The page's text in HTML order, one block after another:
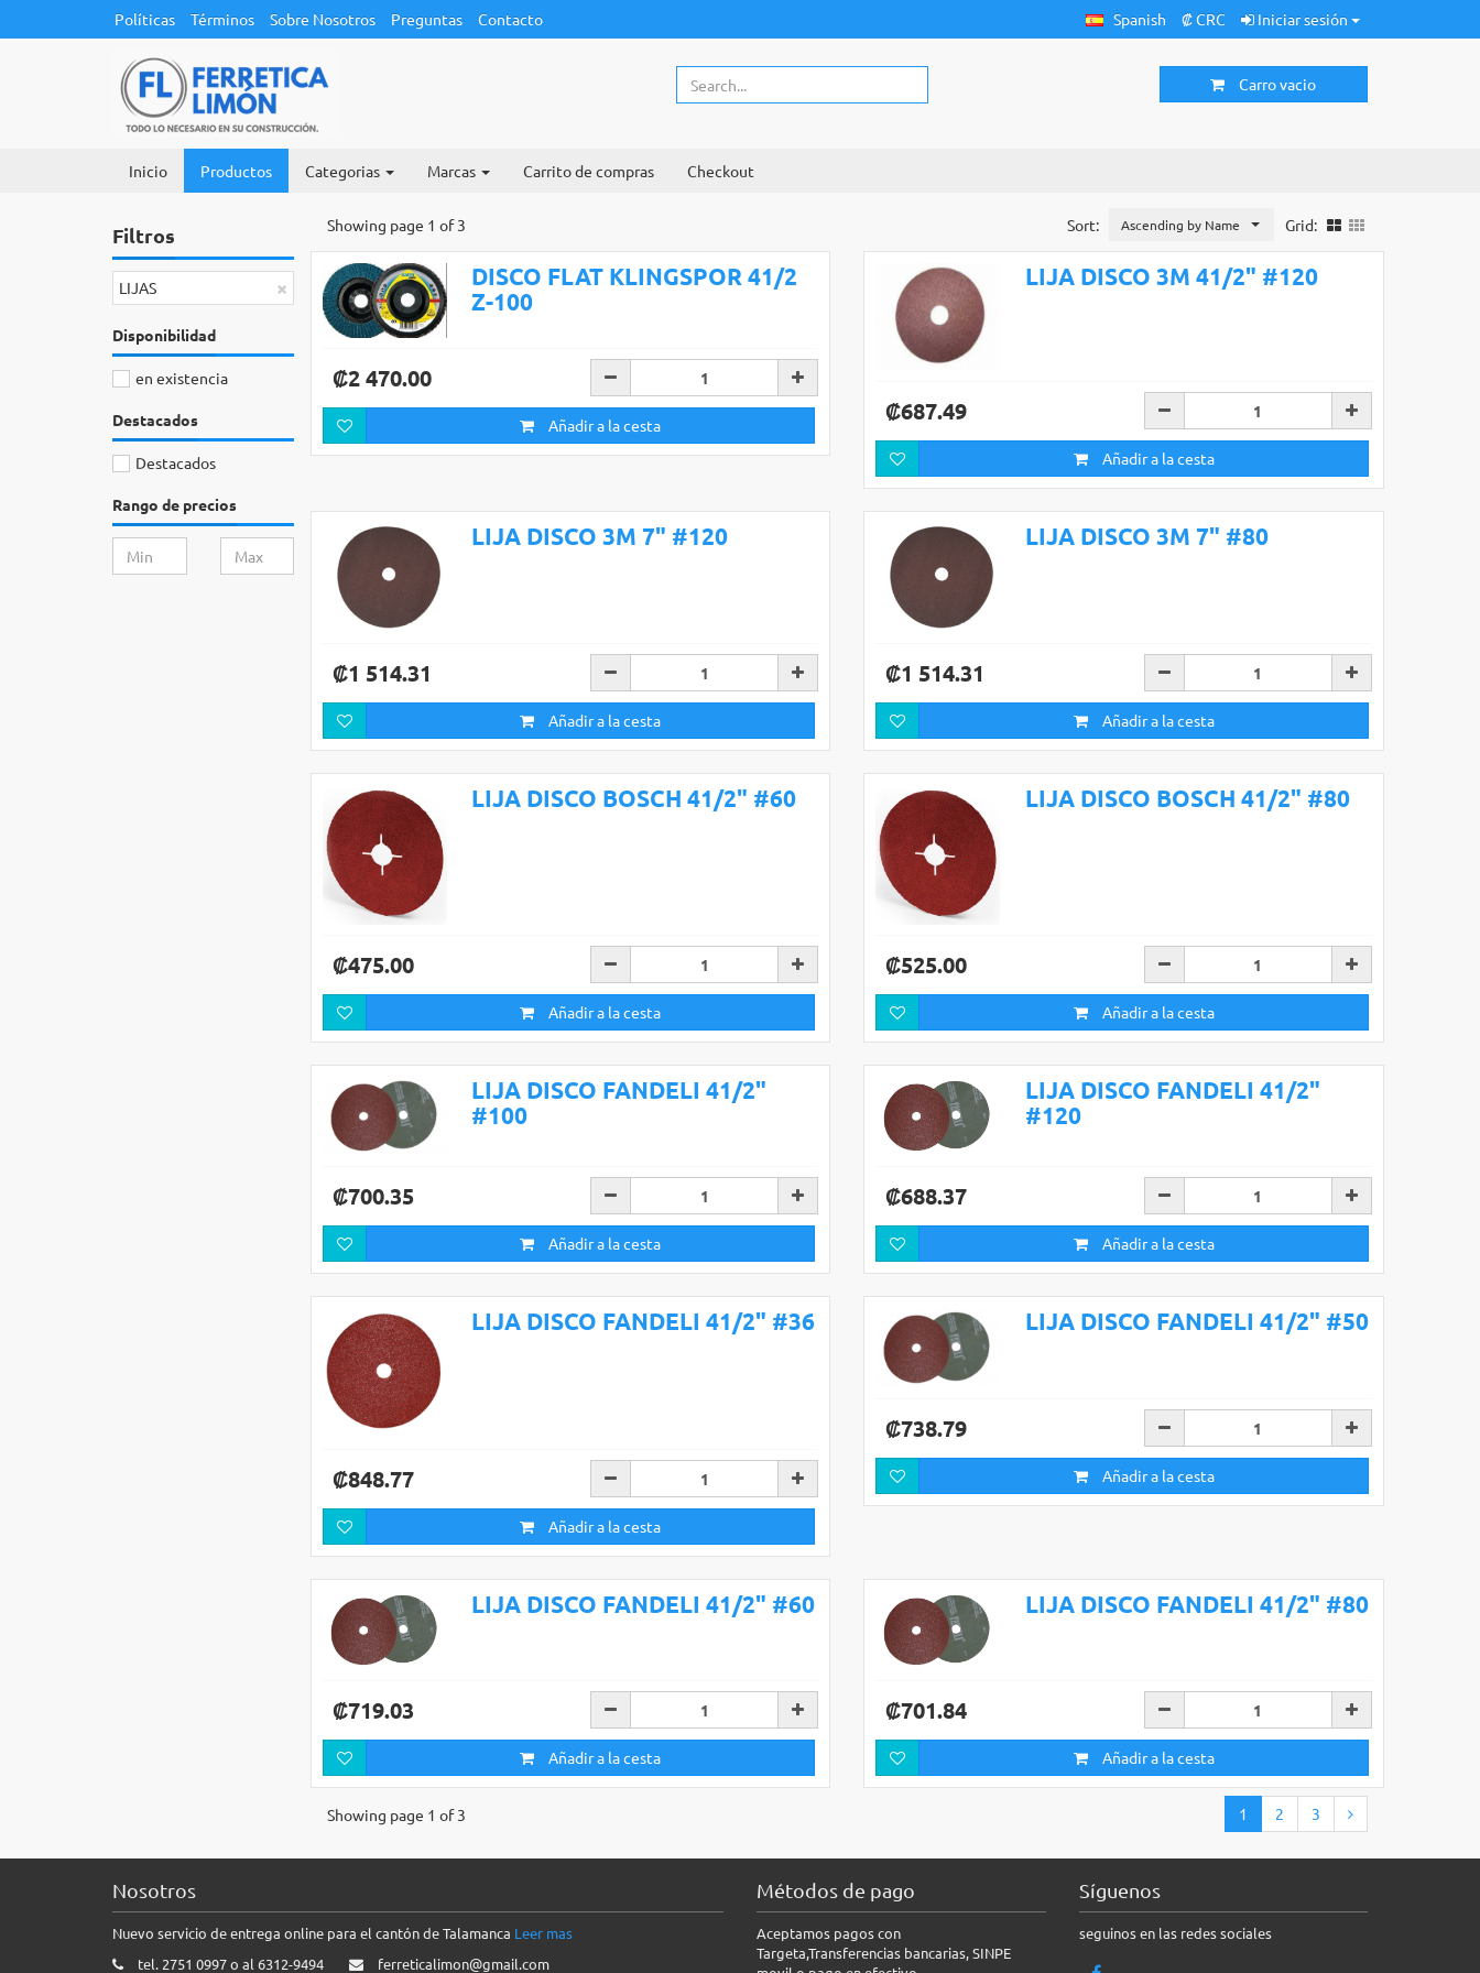
Políticas Términos Sobre Nosotros Preguntas Contacto Spanish ₡ CRC Iniciar sesión
Carro vacio
Inicio Productos Categorias Marcas Carrito de compras Checkout
Filtros
×
LIJAS
Disponibilidad
en existencia
Destacados
Destacados
Rango de precios
Grid:
Sort: Ascending by Name
Showing page 1 of 3
DISCO FLAT KLINGSPOR 41/2
Z-100
₡2 470.00
Añadir a la cesta
LIJA DISCO 3M 41/2" #120
₡687.49
Añadir a la cesta
LIJA DISCO 3M 7" #120
₡1 514.31
Añadir a la cesta
LIJA DISCO 3M 7" #80
₡1 514.31
Añadir a la cesta
LIJA DISCO BOSCH 41/2" #60
₡475.00
Añadir a la cesta
LIJA DISCO BOSCH 41/2" #80
₡525.00
Añadir a la cesta
LIJA DISCO FANDELI 41/2"
#100
₡700.35
Añadir a la cesta
LIJA DISCO FANDELI 41/2"
#120
₡688.37
Añadir a la cesta
LIJA DISCO FANDELI 41/2" #36
₡848.77
Añadir a la cesta
LIJA DISCO FANDELI 41/2" #50
₡738.79
Añadir a la cesta
LIJA DISCO FANDELI 41/2" #60
₡719.03
Añadir a la cesta
LIJA DISCO FANDELI 41/2" #80
₡701.84
Añadir a la cesta
Showing page 1 of 3 1 2 3
Nosotros
Nuevo servicio de entrega online para el cantón de Talamanca Leer mas
tel. 2751 0997 o al 6312-9494
ferreticalimon@gmail.com
Métodos de pago
Aceptamos pagos con
Targeta,Transferencias bancarias, SINPE
Síguenos
seguinos en las redes sociales